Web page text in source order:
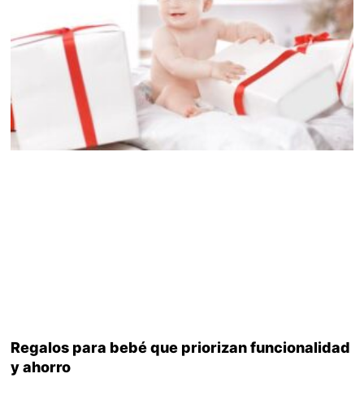
Regalos para bebé que priorizan funcionalidad
y ahorro